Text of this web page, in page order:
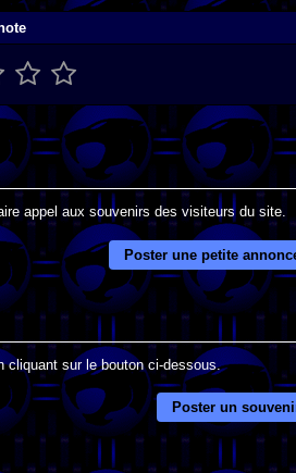
appel aux souvenirs des visiteurs du site.
Poster une petite
cliquant sur le bouton ci-dessous.
Poster un